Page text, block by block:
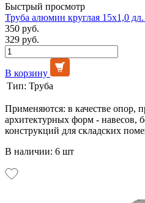
Быстрый просмотр
Труба алюмин круглая 15х1,0
350 руб.
329 руб.
В корзину
Тип: Труба
Применяются: в качестве опор,
архитектурных форм - навесов,
конструкций для складских
В наличии: 6 шт